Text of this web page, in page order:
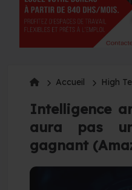
Accueil High
Intelligence
aura pas
gagnant